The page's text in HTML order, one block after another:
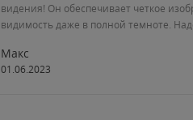
видения! Он обеспечивает четкое
видимость даже в полной темноте.
Макс
01.06.2023